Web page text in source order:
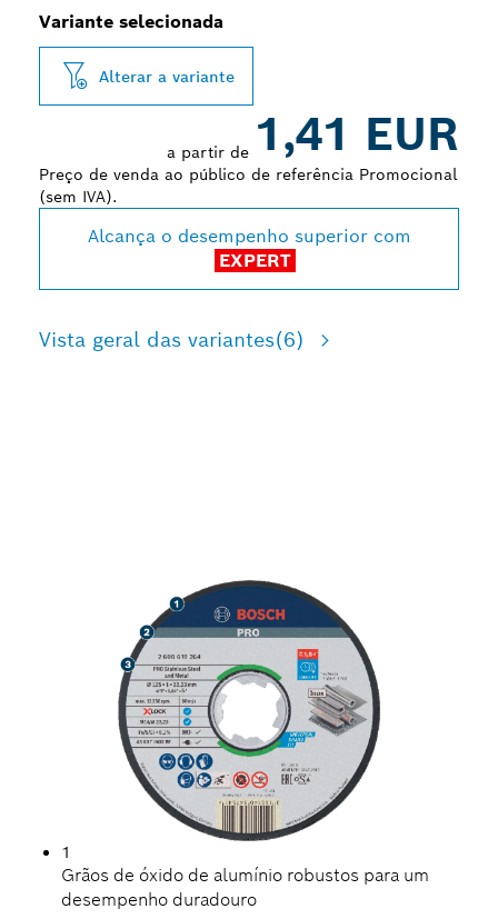
Variante selecionada
Alterar a variante
a partir de 1,41 EUR
Preço de venda ao público de referência Promocional
(sem IVA).
Alcança o desempenho superior com
EXPERT
Vista geral das variantes(6)
1
Grãos de óxido de alumínio robustos para um
desempenho duradouro